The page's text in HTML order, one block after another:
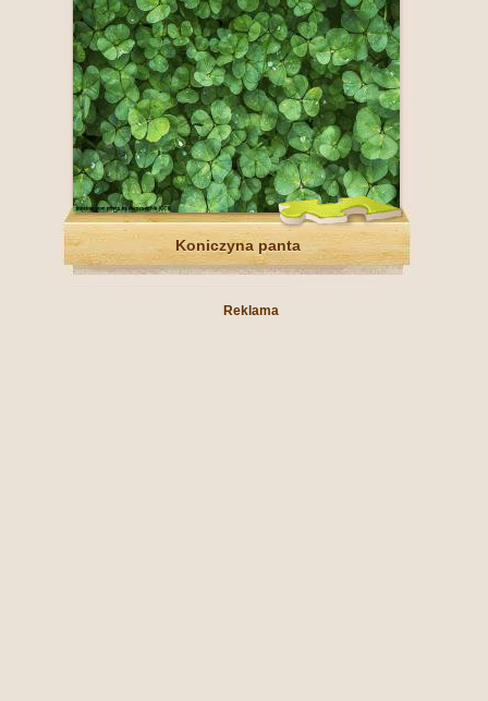
Koniczyna panta
Reklama